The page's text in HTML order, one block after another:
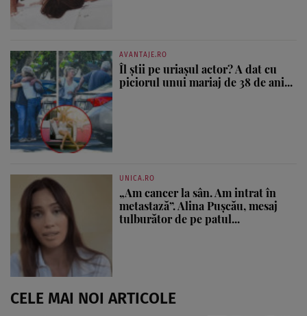
AVANTAJE.RO
Îl știi pe uriașul actor? A dat cu
piciorul unui mariaj de 38 de ani...
UNICA.RO
„Am cancer la sân. Am intrat în
metastază”. Alina Pușcău, mesaj
tulburător de pe patul...
CELE MAI NOI ARTICOLE